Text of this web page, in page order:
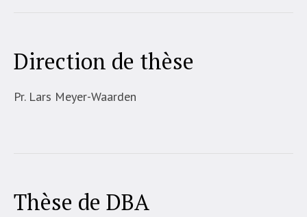
Direction de thèse
Pr. Lars Meyer-Waarden
Thèse de DBA